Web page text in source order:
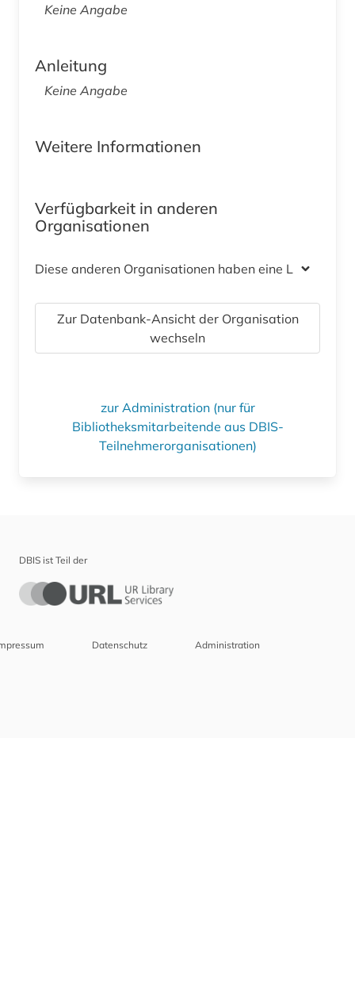
Keine Angabe
Anleitung
Keine Angabe
Weitere Informationen
Verfügbarkeit in anderen
Organisationen
Diese anderen Organisationen haben eine Lizenz
Zur Datenbank-Ansicht der Organisation
wechseln
zur Administration (nur für
Bibliotheksmitarbeitende aus DBIS-
Teilnehmerorganisationen)
DBIS ist Teil der
Datenschutz Administration